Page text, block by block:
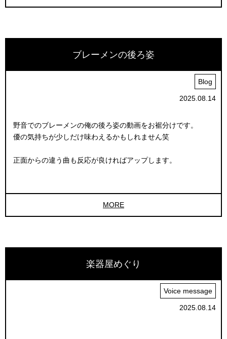
ブレーメンの後ろ姿
Blog
2025.08.14
野音でのブレーメンの俺の後ろ姿の動画をお裾分けです。
優の気持ちが少しだけ味わえるかもしれません笑
正面からの違う曲も反応が良ければアップします。
MORE
楽器屋めぐり
Voice message
2025.08.14